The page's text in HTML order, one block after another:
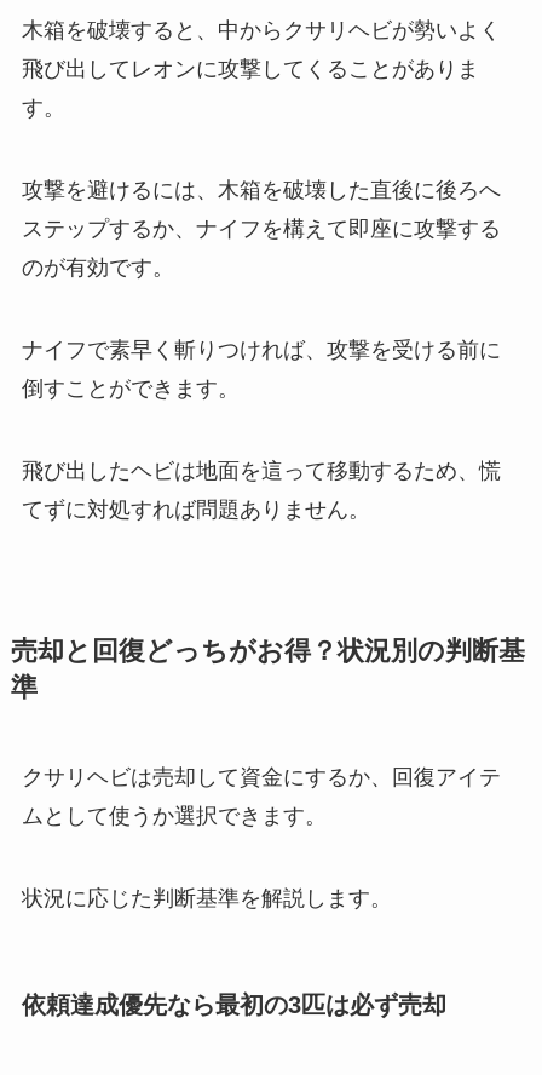
木箱を破壊すると、中からクサリヘビが勢いよく
飛び出してレオンに攻撃してくることがありま
す。
攻撃を避けるには、木箱を破壊した直後に後ろへ
ステップするか、ナイフを構えて即座に攻撃する
のが有効です。
ナイフで素早く斬りつければ、攻撃を受ける前に
倒すことができます。
飛び出したヘビは地面を這って移動するため、慌
てずに対処すれば問題ありません。
売却と回復どっちがお得？状況別の判断基
準
クサリヘビは売却して資金にするか、回復アイテ
ムとして使うか選択できます。
状況に応じた判断基準を解説します。
依頼達成優先なら最初の3匹は必ず売却